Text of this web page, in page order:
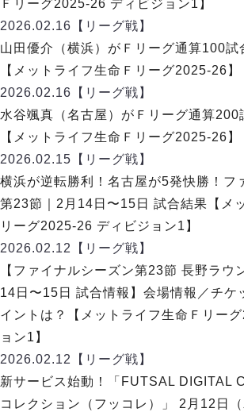
大会概要
アリーナ情報
チケット情報
過去の記録
アグレミーナ浜松
デウソン神戸
ポルセイド浜田
ミラクルスマイル新居浜
選手の通算記録（Ｆ１）
エスポラーダ北海道
バルドラール浦安
フウガドールすみだ
しながわシティ
立川アスレティックFC
ペスカドーラ町田
湘南ベルマーレ
ボアルース長野
名古屋オーシャンズ
シュライカー大阪
ボルクバレット北九州
バサジィ大分
選手の通算記録（Ｆ２）
ヴォスクオーレ仙台
マルバ水戸FC
FOLLOW US!
Ｆリーグ2025-26 ディビジョン1】
2026.02.16 【リーグ戦】
山田優介（横浜）がＦリーグ通算100試
【メットライフ生命Ｆリーグ2025-26】
2026.02.16 【リーグ戦】
水谷颯真（名古屋）がＦリーグ通算200
【メットライフ生命Ｆリーグ2025-26】
2026.02.15 【リーグ戦】
横浜が逆転勝利！名古屋が5発快勝！フ
第23節｜2月14日〜15日 試合結果【メ
リーグ2025-26 ディビジョン1】
2026.02.12
【リーグ戦】
【ファイナルシーズン第23節 長野ラウ
14日〜15日 試合情報】会場情報／チケ
イントは？【メットライフ生命Ｆリー
ョン1】
2026.02.12
【リーグ戦】
新サービス始動！「FUTSAL DIGITAL
コレクション（フッコレ）」 2月12日